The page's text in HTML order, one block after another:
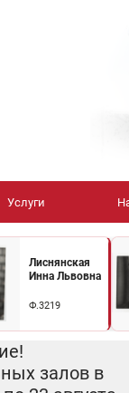
Услуги
Лиснянская
Инна Львовна
Ф.3219
залов в